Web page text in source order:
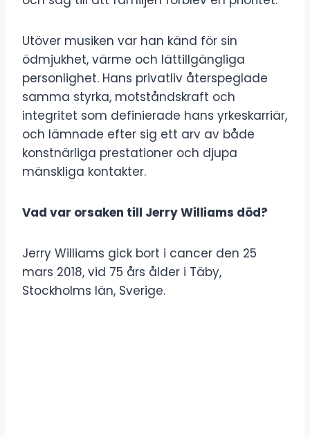
Utöver musiken var han känd för sin
ödmjukhet, värme och lättillgängliga
personlighet. Hans privatliv återspeglade
samma styrka, motståndskraft och
integritet som definierade hans yrkeskarriär,
och lämnade efter sig ett arv av både
konstnärliga prestationer och djupa
mänskliga kontakter.
Vad var orsaken till Jerry Williams död?
Jerry Williams gick bort i cancer den 25
mars 2018, vid 75 års ålder i Täby,
Stockholms län, Sverige.